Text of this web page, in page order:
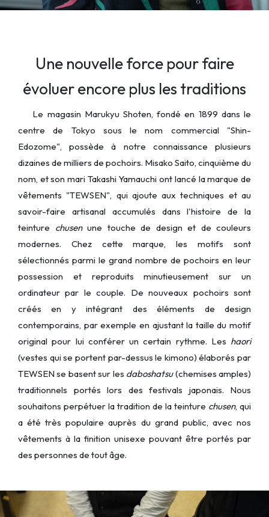
Une nouvelle force pour faire
évoluer encore plus les traditions
Le magasin Marukyu Shoten, fondé en 1899 dans le
centre de Tokyo sous le nom commercial "Shin-
Edozome", possède à notre connaissance plusieurs
dizaines de milliers de pochoirs. Misako Saito, cinquième du
nom, et son mari Takashi Yamauchi ont lancé la marque de
vêtements "TEWSEN", qui ajoute aux techniques et au
savoir-faire artisanal accumulés dans l'histoire de la
teinture chusenune touche de design et de couleurs
modernes. Chez cette marque, les motifs sont
sélectionnés parmi le grand nombre de pochoirs en leur
possession et reproduits minutieusement sur un
ordinateur par le couple. De nouveaux pochoirs sont
créés en y intégrant des éléments de design
contemporains, par exemple en ajustant la taille du motif
original pour lui conférer un certain rythme. Les haori
(vestes qui se portent par-dessus le kimono) élaborés par
TEWSEN se basent sur les daboshatsu(chemises amples)
traditionnels portés lors des festivals japonais. Nous
souhaitons perpétuer la tradition de la teinture chusen, qui
a été très populaire auprès du grand public, avec nos
vêtements à la finition unisexe pouvant être portés par
des personnes de tout âge.